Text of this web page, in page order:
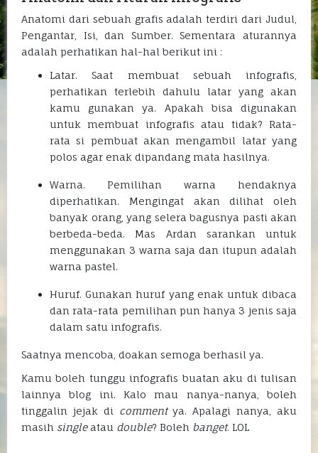
Anatomi dari sebuah grafis adalah terdiri dari Judul,
Pengantar, Isi, dan Sumber. Sementara aturannya
adalah perhatikan hal-hal berikut ini :
Latar. Saat membuat sebuah infografis,
perhatikan terlebih dahulu latar yang akan
kamu gunakan ya. Apakah bisa digunakan
untuk membuat infografis atau tidak? Rata-
rata si pembuat akan mengambil latar yang
polos agar enak dipandang mata hasilnya.
Warna. Pemilihan warna hendaknya
diperhatikan. Mengingat akan dilihat oleh
banyak orang, yang selera bagusnya pasti akan
berbeda-beda. Mas Ardan sarankan untuk
menggunakan 3 warna saja dan itupun adalah
warna pastel.
Huruf. Gunakan huruf yang enak untuk dibaca
dan rata-rata pemilihan pun hanya 3 jenis saja
dalam satu infografis.
Saatnya mencoba, doakan semoga berhasil ya.
Kamu boleh tunggu infografis buatan aku di tulisan
lainnya blog ini. Kalo mau nanya-nanya, boleh
tinggalin jejak di commentya. Apalagi nanya, aku
masih singleatau double? Boleh banget. LOL